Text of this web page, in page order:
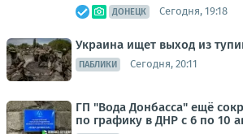
ДОНЕЦК Сегодня, 19:18
Украина ищет выход из
ПАБЛИКИ Сегодня, 20:11
ГП "Вода Донбасса" ещё
по графику в ДНР с 6 по 10